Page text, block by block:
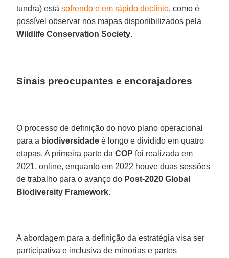
tundra) estásofrendo e em rápido declínio, como é
possível observar nos mapas disponibilizados pela
Wildlife Conservation Society.
Sinais preocupantes e encorajadores
O processo de definição do novo plano operacional
para a biodiversidade é longo e dividido em quatro
etapas. A primeira parte daCOP foi realizada em
2021, online, enquanto em 2022 houve duas sessões
de trabalho para o avanço do Post-2020 Global
Biodiversity Framework.
A abordagem para a definição da estratégia visa ser
participativa e inclusiva de minorias e partes